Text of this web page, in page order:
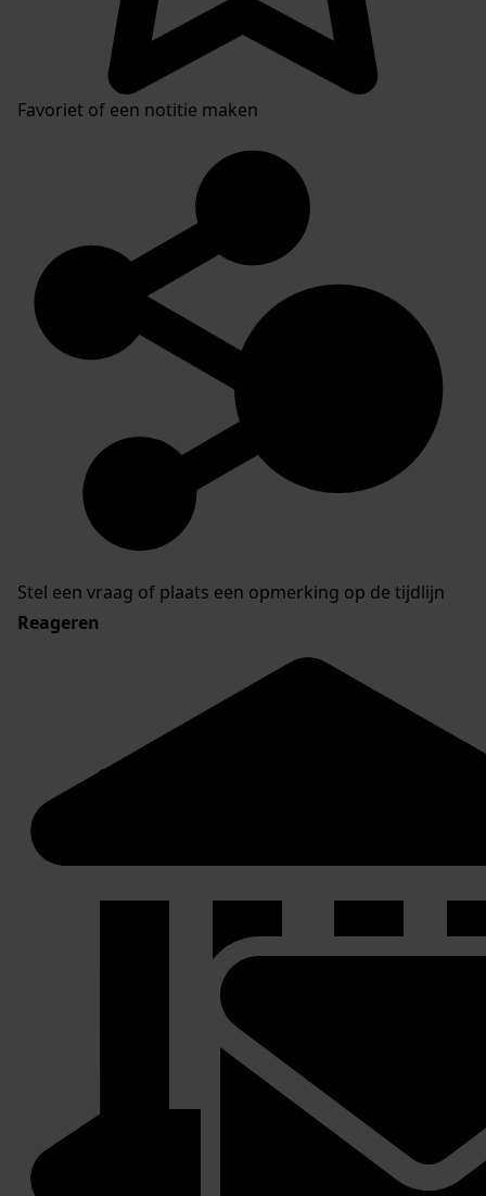
Favoriet of een notitie maken
Stel een vraag of plaats een opmerking op de tijdlijn
Reageren